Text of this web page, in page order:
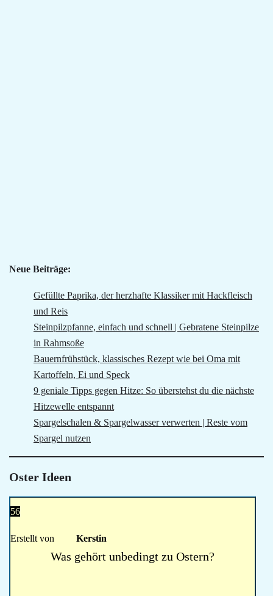
Neue Beiträge:
Gefüllte Paprika, der herzhafte Klassiker mit Hackfleisch
und Reis
Steinpilzpfanne, einfach und schnell | Gebratene Steinpilze
in Rahmsoße
Bauernfrühstück, klassisches Rezept wie bei Oma mit
Kartoffeln, Ei und Speck
9 geniale Tipps gegen Hitze: So überstehst du die nächste
Hitzewelle entspannt
Spargelschalen & Spargelwasser verwerten | Reste vom
Spargel nutzen
Oster Ideen
56
Erstellt von Kerstin
Was gehört unbedingt zu Ostern?